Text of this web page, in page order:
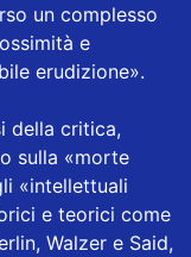
un complesso
e
erudizione».
della critica,
sulla «morte
«intellettuali
e teorici come
Walzer e Said,